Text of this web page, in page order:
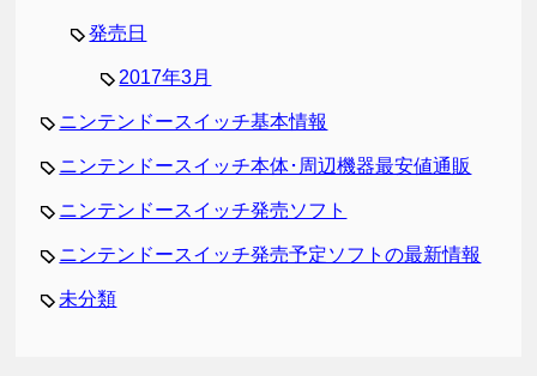
発売日
2017年3月
ニンテンドースイッチ基本情報
ニンテンドースイッチ本体･周辺機器最安値通販
ニンテンドースイッチ発売ソフト
ニンテンドースイッチ発売予定ソフトの最新情報
未分類